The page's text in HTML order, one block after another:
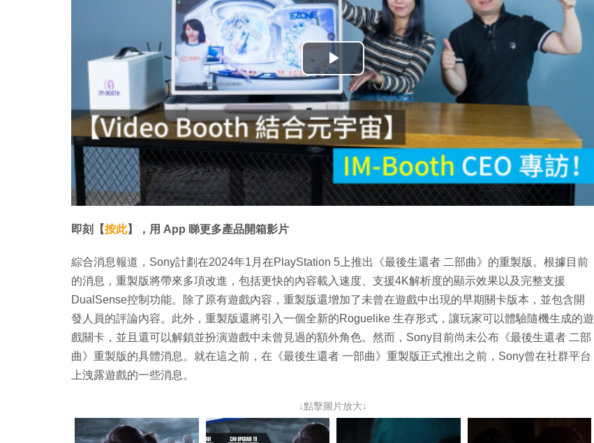
播
放
影
片
即刻【按此】，用 App 睇更多產品開箱影片
綜合消息報道，Sony計劃在2024年1月在PlayStation 5上推出《最後生還者 二部曲》的重製版。根據目前
的消息，重製版將帶來多項改進，包括更快的內容載入速度、支援4K解析度的顯示效果以及完整支援
DualSense控制功能。除了原有遊戲內容，重製版還增加了未曾在遊戲中出現的早期關卡版本，並包含開
發人員的評論內容。此外，重製版還將引入一個全新的Roguelike 生存形式，讓玩家可以體驗隨機生成的遊
戲關卡，並且還可以解鎖並扮演遊戲中未曾見過的額外角色。然而，Sony目前尚未公布《最後生還者 二部
曲》重製版的具體消息。就在這之前，在《最後生還者 一部曲》重製版正式推出之前，Sony曾在社群平台
上洩露遊戲的一些消息。
↓點擊圖片放大↓